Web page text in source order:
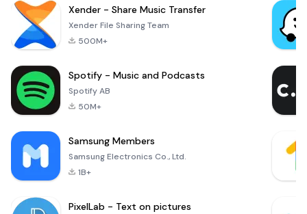
Xender - Share Music Transfer
Xender File Sharing Team
500M+
Spotify - Music and Podcasts
Spotify AB
50M+
Samsung Members
Samsung Electronics Co., Ltd.
1B+
PixelLab - Text on pictures